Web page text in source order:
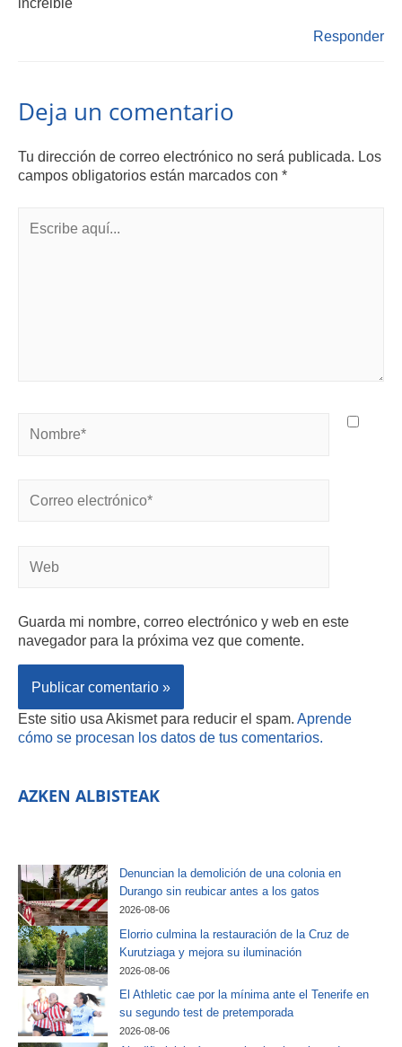
Responder
Deja un comentario
Tu dirección de correo electrónico no será publicada. Los
campos obligatorios están marcados con *
Guarda mi nombre, correo electrónico y web en este
navegador para la próxima vez que comente.
Este sitio usa Akismet para reducir el spam. Aprende
cómo se procesan los datos de tus comentarios.
AZKEN ALBISTEAK
Denuncian la demolición de una colonia en
Durango sin reubicar antes a los gatos
2026-08-06
Elorrio culmina la restauración de la Cruz de
Kurutziaga y mejora su iluminación
2026-08-06
El Athletic cae por la mínima ante el Tenerife en
su segundo test de pretemporada
2026-08-06